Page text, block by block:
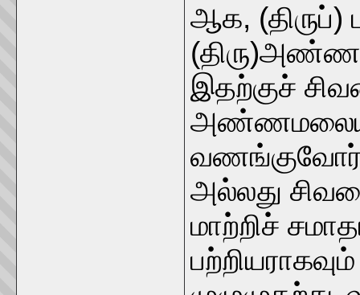
ஆக, (திருப்)
இதற்குச்
வணங்குவோர்
அல்லது
மாற்றிச்